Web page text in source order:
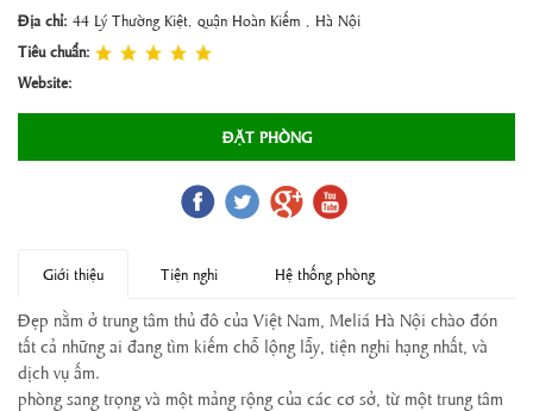
Địa chỉ: 44 Lý Thường Kiệt, quận Hoàn Kiếm , Hà Nội
Tiêu chuẩn:
Website:
ĐẶT PHÒNG
Giới thiệu Tiện nghi Hệ thống phòng
Đẹp nằm ở trung tâm thủ đô của Việt Nam, Meliá Hà Nội chào đón
tất cả những ai đang tìm kiếm chỗ lộng lẫy, tiện nghi hạng nhất, và
dịch vụ ấm.
phòng sang trọng và một mảng rộng của các cơ sở, từ một trung tâm